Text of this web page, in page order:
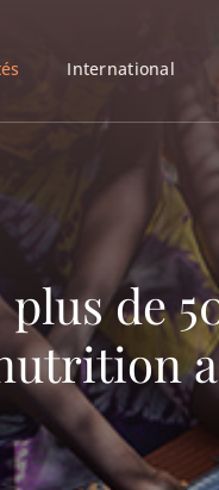
International
de